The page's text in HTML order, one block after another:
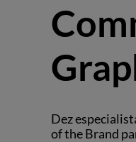
Dez
of the Brand